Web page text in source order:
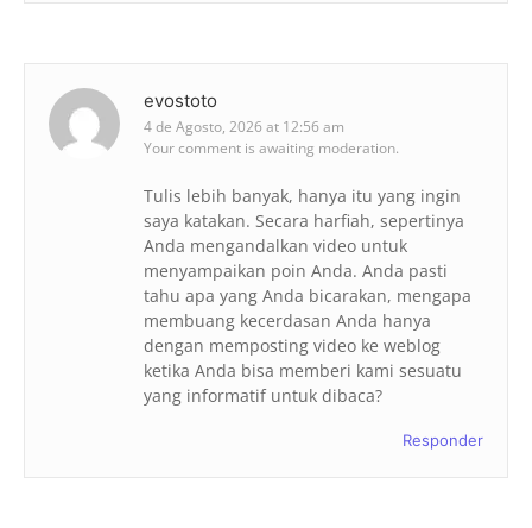
evostoto
4 de Agosto, 2026 at 12:56 am
Your comment is awaiting moderation.
Tulis lebih banyak, hanya itu yang ingin
saya katakan. Secara harfiah, sepertinya
Anda mengandalkan video untuk
menyampaikan poin Anda. Anda pasti
tahu apa yang Anda bicarakan, mengapa
membuang kecerdasan Anda hanya
dengan memposting video ke weblog
ketika Anda bisa memberi kami sesuatu
yang informatif untuk dibaca?
Responder